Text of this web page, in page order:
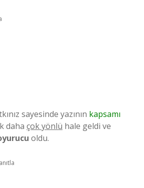
sayesinde yazının kapsamı
daha çok yönlü hale geldi ve
oldu.